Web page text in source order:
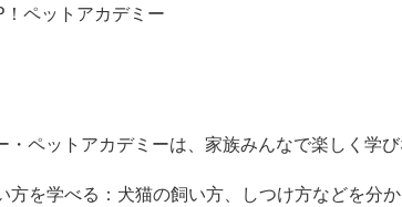
ペットアカデミー
ペットアカデミーは、家族みんなで楽しく学
方を学べる：犬猫の飼い方、しつけ方などを分か